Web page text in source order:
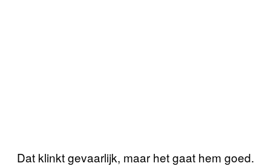
Dat klinkt gevaarlijk, maar het gaat hem goed.